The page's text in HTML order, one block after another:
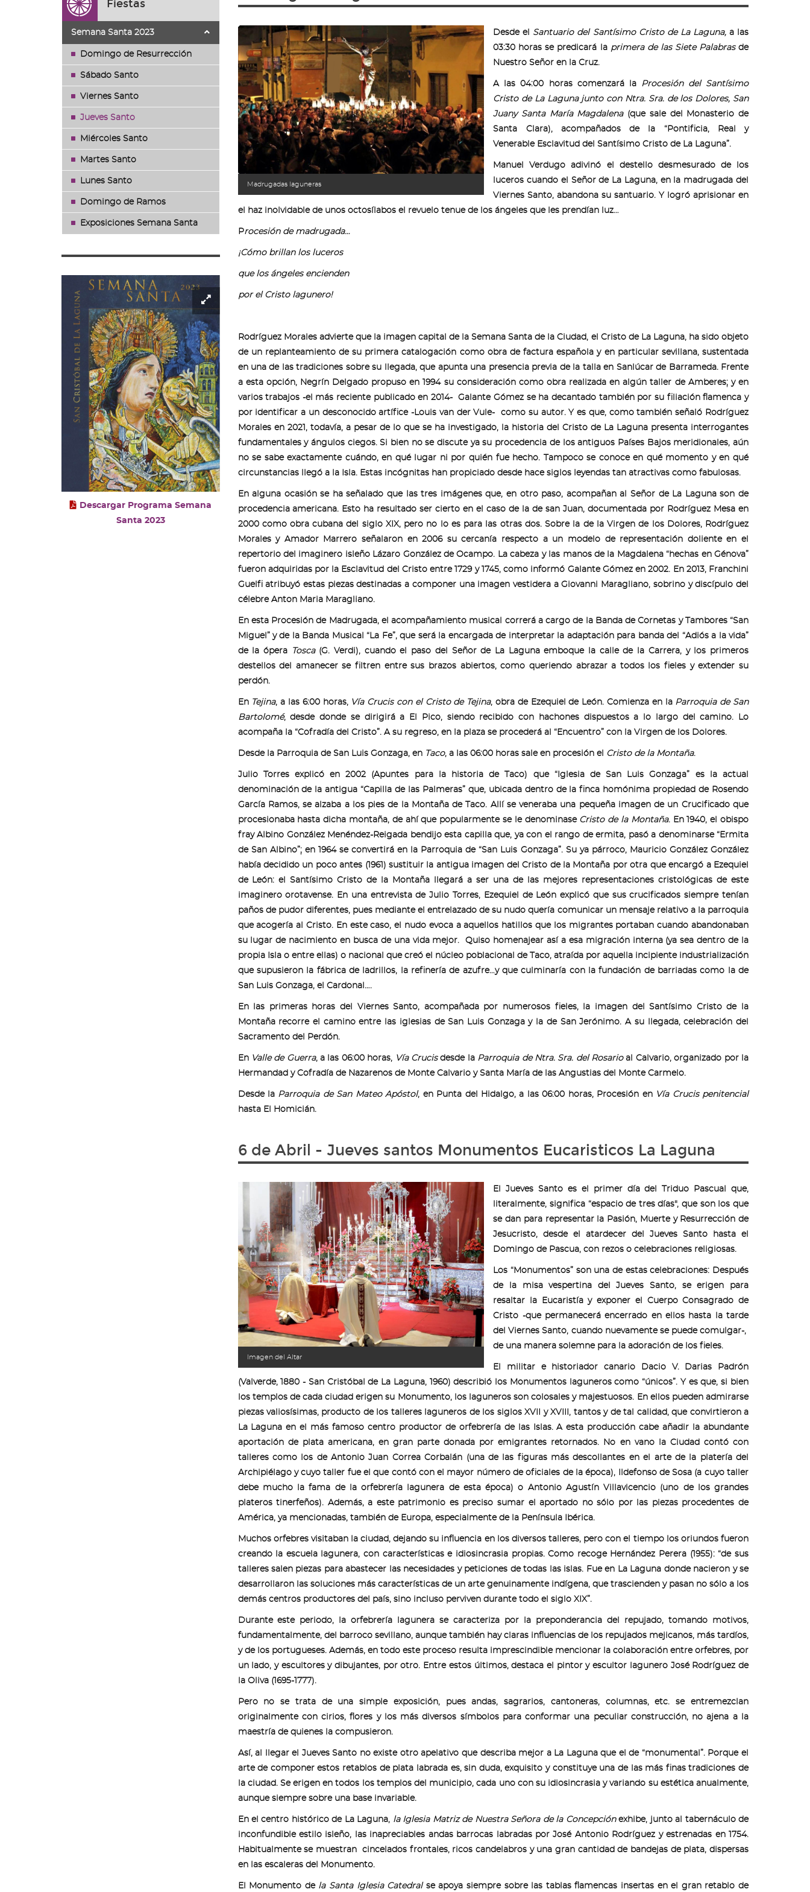
ir
a
la
de
inicio
Fiestas
Semana Santa 2023
Domingo de Resurrección
Sábado Santo
Viernes Santo
Jueves Santo
Miércoles Santo
Martes Santo
Lunes Santo
Domingo de Ramos
Exposiciones Semana Santa
Ampliar
imagen
-
cartel
semana
santa
2023
Descargar Programa Semana
Santa 2023
Madrugadas laguneras
Desde el Santuario del Santísimo Cristo de La Laguna, a las
03:30 horas se predicará la primera de las Siete Palabrasde
Nuestro Señor en la Cruz.
A las 04:00 horas comenzará la Procesión del Santísimo
Cristo de La Laguna junto con Ntra. Sra. de los Dolores, San
Juany Santa María Magdalena(que sale del Monasterio de
Santa Clara), acompañados de la “Pontificia, Real y
Venerable Esclavitud del Santísimo Cristo de La Laguna”.
Manuel Verdugo adivinó el destello desmesurado de los
luceros cuando el Señor de La Laguna, en la madrugada del
Viernes Santo, abandona su santuario. Y logró aprisionar en
el haz inolvidable de unos octosílabos el revuelo tenue de los ángeles que les prendían luz…
Procesión de madrugada…
¡Cómo brillan los luceros
que los ángeles encienden
por el Cristo lagunero!
Rodríguez Morales advierte que la imagen capital de la Semana Santa de la Ciudad, el Cristo de La Laguna, ha sido objeto
de un replanteamiento de su primera catalogación como obra de factura española y en particular sevillana, sustentada
en una de las tradiciones sobre su llegada, que apunta una presencia previa de la talla en Sanlúcar de Barrameda. Frente
a esta opción, Negrín Delgado propuso en 1994 su consideración como obra realizada en algún taller de Amberes; y en
varios trabajos -el más reciente publicado en 2014- Galante Gómez se ha decantado también por su filiación flamenca y
por identificar a un desconocido artífice -Louis van der Vule- como su autor. Y es que, como también señaló Rodríguez
Morales en 2021, todavía, a pesar de lo que se ha investigado, la historia del Cristo de La Laguna presenta interrogantes
fundamentales y ángulos ciegos. Si bien no se discute ya su procedencia de los antiguos Países Bajos meridionales, aún
no se sabe exactamente cuándo, en qué lugar ni por quién fue hecho. Tampoco se conoce en qué momento y en qué
circunstancias llegó a la Isla. Estas incógnitas han propiciado desde hace siglos leyendas tan atractivas como fabulosas.
En alguna ocasión se ha señalado que las tres imágenes que, en otro paso, acompañan al Señor de La Laguna son de
procedencia americana. Esto ha resultado ser cierto en el caso de la de san Juan, documentada por Rodríguez Mesa en
2000 como obra cubana del siglo XIX, pero no lo es para las otras dos. Sobre la de la Virgen de los Dolores, Rodríguez
Morales y Amador Marrero señalaron en 2006 su cercanía respecto a un modelo de representación doliente en el
repertorio del imaginero isleño Lázaro González de Ocampo. La cabeza y las manos de la Magdalena “hechas en Génova”
fueron adquiridas por la Esclavitud del Cristo entre 1729 y 1745, como informó Galante Gómez en 2002. En 2013, Franchini
Guelfi atribuyó estas piezas destinadas a componer una imagen vestidera a Giovanni Maragliano, sobrino y discípulo del
célebre Anton Maria Maragliano.
En esta Procesión de Madrugada, el acompañamiento musical correrá a cargo de la Banda de Cornetas y Tambores “San
Miguel” y de la Banda Musical “La Fe”, que será la encargada de interpretar la adaptación para banda del “Adiós a la vida”
de la ópera
Tosca(G. Verdi), cuando el paso del Señor de La Laguna emboque la calle de la Carrera, y los primeros
destellos del amanecer se filtren entre sus brazos abiertos, como queriendo abrazar a todos los fieles y extender su
perdón.
En Tejina, a las 6:00 horas, Vía Crucis con el Cristo de Tejina, obra de Ezequiel de León. Comienza en la Parroquia de San
Bartolomé, desde donde se dirigirá a El Pico, siendo recibido con hachones dispuestos a lo largo del camino. Lo
acompaña la “Cofradía del Cristo”. A su regreso, en la plaza se procederá al “Encuentro” con la Virgen de los Dolores.
Desde la Parroquia de San Luis Gonzaga, en Taco, a las 06:00 horas sale en procesión el Cristo de la Montaña.
Julio Torres explicó en 2002 (Apuntes para la historia de Taco) que “Iglesia de San Luis Gonzaga” es la actual
denominación de la antigua “Capilla de las Palmeras” que, ubicada dentro de la finca homónima propiedad de Rosendo
García Ramos, se alzaba a los pies de la Montaña de Taco. Allí se veneraba una pequeña imagen de un Crucificado que
procesionaba hasta dicha montaña, de ahí que popularmente se le denominase Cristo de la Montaña. En 1940, el obispo
fray Albino González Menéndez-Reigada bendijo esta capilla que, ya con el rango de ermita, pasó a denominarse “Ermita
de San Albino”; en 1964 se convertirá en la Parroquia de “San Luis Gonzaga”. Su ya párroco, Mauricio González González
había decidido un poco antes (1961) sustituir la antigua imagen del Cristo de la Montaña por otra que encargó a Ezequiel
de León: el Santísimo Cristo de la Montaña llegará a ser una de las mejores representaciones cristológicas de este
imaginero orotavense. En una entrevista de Julio Torres, Ezequiel de León explicó que sus crucificados siempre tenían
paños de pudor diferentes, pues mediante el entrelazado de su nudo quería comunicar un mensaje relativo a la parroquia
que acogería al Cristo. En este caso, el nudo evoca a aquellos hatillos que los migrantes portaban cuando abandonaban
su lugar de nacimiento en busca de una vida mejor. Quiso homenajear así a esa migración interna (ya sea dentro de la
propia Isla o entre ellas) o nacional que creó el núcleo poblacional de Taco, atraída por aquella incipiente industrialización
que supusieron la fábrica de ladrillos, la refinería de azufre…y que culminaría con la fundación de barriadas como la de
San Luis Gonzaga, el Cardonal….
En las primeras horas del Viernes Santo, acompañada por numerosos fieles, la imagen del Santísimo Cristo de la
Montaña recorre el camino entre las iglesias de San Luis Gonzaga y la de San Jerónimo. A su llegada, celebración del
Sacramento del Perdón.
En Valle de Guerra, a las 06:00 horas, Vía Crucisdesde la Parroquia de Ntra. Sra. del Rosarioal Calvario, organizado por la
Hermandad y Cofradía de Nazarenos de Monte Calvario y Santa María de las Angustias del Monte Carmelo.
Desde la Parroquia de San Mateo Apóstol, en Punta del Hidalgo, a las 06:00 horas, Procesión en Vía Crucis penitencial
hasta El Homicián.
6 de Abril - Jueves santos Monumentos Eucaristicos La Laguna
Imagen del Altar
El Jueves Santo es el primer día del Triduo Pascual que,
literalmente, significa “espacio de tres días", que son los que
se dan para representar la Pasión, Muerte y Resurrección de
Jesucristo, desde el atardecer del Jueves Santo hasta el
Domingo de Pascua, con rezos o celebraciones religiosas.
Los “Monumentos” son una de estas celebraciones: Después
de la misa vespertina del Jueves Santo, se erigen para
resaltar la Eucaristía y exponer el Cuerpo Consagrado de
Cristo -que permanecerá encerrado en ellos hasta la tarde
del Viernes Santo, cuando nuevamente se puede comulgar-,
de una manera solemne para la adoración de los fieles.
El militar e historiador canario Dacio V. Darias Padrón
(Valverde, 1880 - San Cristóbal de La Laguna, 1960) describió los Monumentos laguneros como “únicos”. Y es que, si bien
los templos de cada ciudad erigen su Monumento, los laguneros son colosales y majestuosos. En ellos pueden admirarse
piezas valiosísimas, producto de los talleres laguneros de los siglos XVII y XVIII, tantos y de tal calidad, que convirtieron a
La Laguna en el más famoso centro productor de orfebrería de las Islas. A esta producción cabe añadir la abundante
aportación de plata americana, en gran parte donada por emigrantes retornados. No en vano la Ciudad contó con
talleres como los de Antonio Juan Correa Corbalán (una de las figuras más descollantes en el arte de la platería del
Archipiélago y cuyo taller fue el que contó con el mayor número de oficiales de la época), Ildefonso de Sosa (a cuyo taller
debe mucho la fama de la orfebrería lagunera de esta época) o Antonio Agustín Villavicencio (uno de los grandes
plateros tinerfeños). Además, a este patrimonio es preciso sumar el aportado no sólo por las piezas procedentes de
América, ya mencionadas, también de Europa, especialmente de la Península Ibérica.
Muchos orfebres visitaban la ciudad, dejando su influencia en los diversos talleres, pero con el tiempo los oriundos fueron
creando la escuela lagunera, con características e idiosincrasia propias. Como recoge Hernández Perera (1955): “de sus
talleres salen piezas para abastecer las necesidades y peticiones de todas las islas. Fue en La Laguna donde nacieron y se
desarrollaron las soluciones más características de un arte genuinamente indígena, que trascienden y pasan no sólo a los
demás centros productores del país, sino incluso perviven durante todo el siglo XIX”.
Durante este periodo, la orfebrería lagunera se caracteriza por la preponderancia del repujado, tomando motivos,
fundamentalmente, del barroco sevillano, aunque también hay claras influencias de los repujados mejicanos, más tardíos,
y de los portugueses. Además, en todo este proceso resulta imprescindible mencionar la colaboración entre orfebres, por
un lado, y escultores y dibujantes, por otro. Entre estos últimos, destaca el pintor y escultor lagunero José Rodríguez de
la Oliva (1695-1777).
Pero no se trata de una simple exposición, pues andas, sagrarios, cantoneras, columnas, etc. se entremezclan
originalmente con cirios, flores y los más diversos símbolos para conformar una peculiar construcción, no ajena a la
maestría de quienes la compusieron.
Así, al llegar el Jueves Santo no existe otro apelativo que describa mejor a La Laguna que el de “monumental”. Porque el
arte de componer estos retablos de plata labrada es, sin duda, exquisito y constituye una de las más finas tradiciones de
la ciudad. Se erigen en todos los templos del municipio, cada uno con su idiosincrasia y variando su estética anualmente,
aunque siempre sobre una base invariable.
En el centro histórico de La Laguna, la Iglesia Matriz de Nuestra Señora de la Concepciónexhibe, junto al tabernáculo de
inconfundible estilo isleño, las inapreciables andas barrocas labradas por José Antonio Rodríguez y estrenadas en 1754.
Habitualmente se muestran cincelados frontales, ricos candelabros y una gran cantidad de bandejas de plata, dispersas
en las escaleras del Monumento.
El Monumento de la Santa Iglesia Catedralse apoya siempre sobre las tablas flamencas insertas en el gran retablo de